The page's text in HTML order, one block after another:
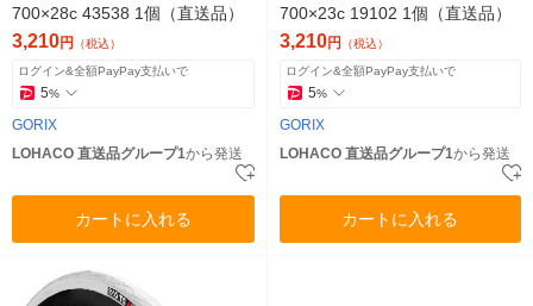
700×28c 43538 1個（直送品）
3,210円 （税込）
ログイン&全額PayPay支払いで
5%
GORIX
LOHACO 直送品グループ1から発送
カートに入れる
700×23c 19102 1個（直送品）
3,210円 （税込）
ログイン&全額PayPay支払いで
5%
GORIX
LOHACO 直送品グループ1から発送
カートに入れる